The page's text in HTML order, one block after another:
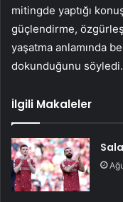
mitingde yaptığı
güçlendirme,
yaşatma anlamında
dokunduğunu söyledi.
İlgili Makaleler